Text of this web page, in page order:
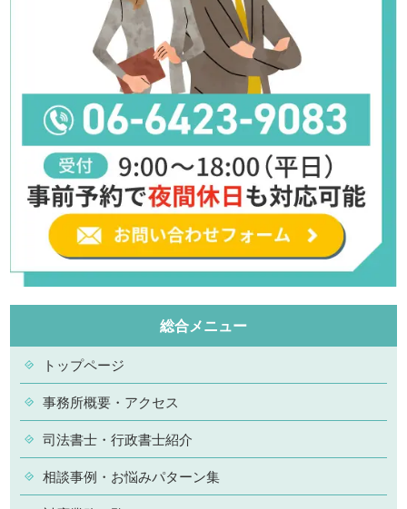
総合メニュー
トップページ
事務所概要・アクセス
司法書士・行政書士紹介
相談事例・お悩みパターン集